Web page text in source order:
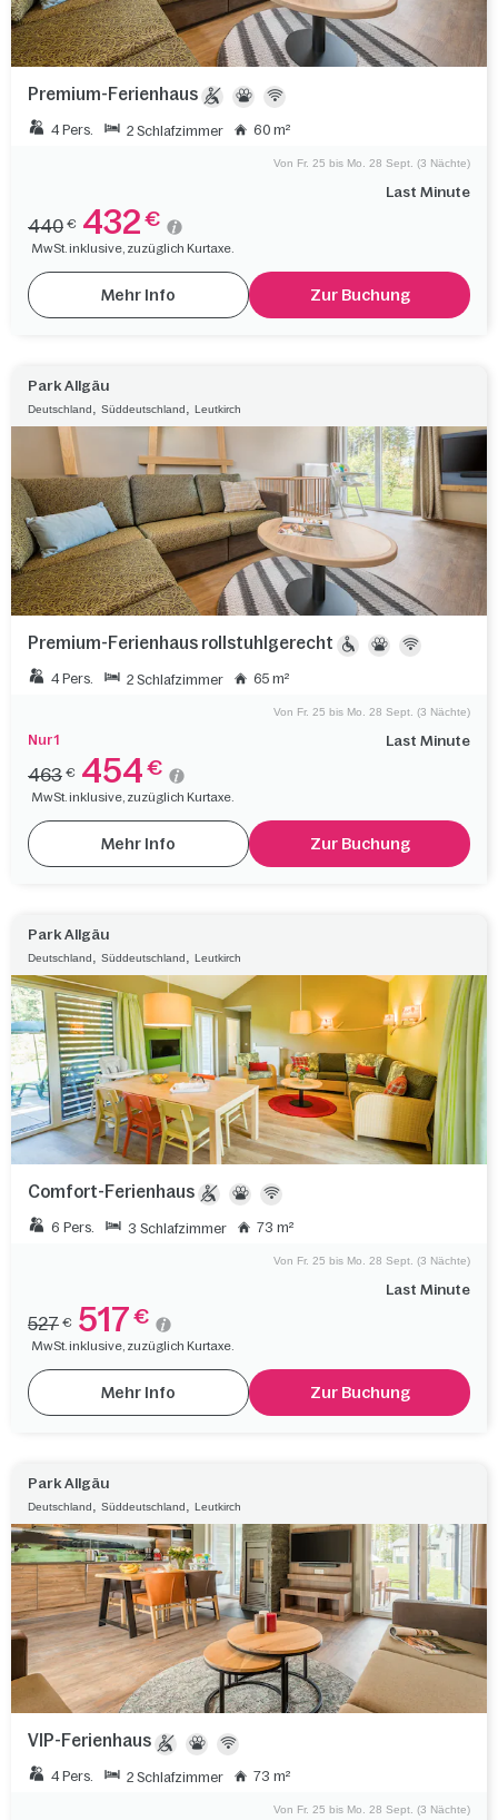
Premium-Ferienhaus
4 Pers. 2 Schlafzimmer 60 m²
Last Minute
Von Fr. 25 bis Mo. 28 Sept. (3 Nächte)
440 € 432 €
MwSt. inklusive, zuzüglich Kurtaxe.
Mehr Info Zur Buchung
Park Allgäu
Deutschland, Süddeutschland, Leutkirch
Premium-Ferienhaus rollstuhlgerecht
4 Pers. 2 Schlafzimmer 65 m²
Nur 1 Last Minute
Von Fr. 25 bis Mo. 28 Sept. (3 Nächte)
463 € 454 €
MwSt. inklusive, zuzüglich Kurtaxe.
Mehr Info Zur Buchung
Park Allgäu
Deutschland, Süddeutschland, Leutkirch
Comfort-Ferienhaus
6 Pers. 3 Schlafzimmer 73 m²
Last Minute
Von Fr. 25 bis Mo. 28 Sept. (3 Nächte)
527 € 517 €
MwSt. inklusive, zuzüglich Kurtaxe.
Mehr Info Zur Buchung
Park Allgäu
Deutschland , Süddeutschland , Leutkirch
VIP-Ferienhaus
4 Pers. 2 Schlafzimmer 73 m²
Von Fr. 25 bis Mo. 28 Sept. (3 Nächte)